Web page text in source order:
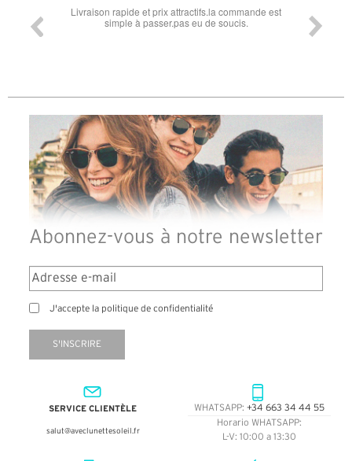
Super lunette merci pour les lunettes pour l'éclipse
Abonnez-vous à notre newsletter
J'accepte la politique de confidentialité
S'INSCRIRE
SERVICE CLIENTÈLE
salut@aveclunettesoleil.fr
WHATSAPP: +34 663 34 44 55
Horario WHATSAPP:
L-V: 10:00 a 13:30